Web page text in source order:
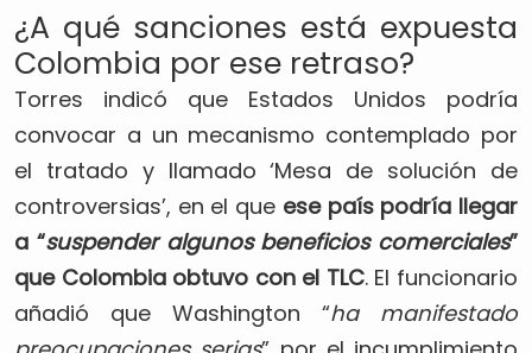
¿A qué sanciones está expuesta
Colombia por ese retraso?
Torres indicó que Estados Unidos podría
convocar a un mecanismo contemplado por
el tratado y llamado ‘Mesa de solución de
controversias’, en el que ese país podría llegar
a “suspender algunos beneficios comerciales”
que Colombia obtuvo con el TLC. El funcionario
añadió que Washington “ha manifestado